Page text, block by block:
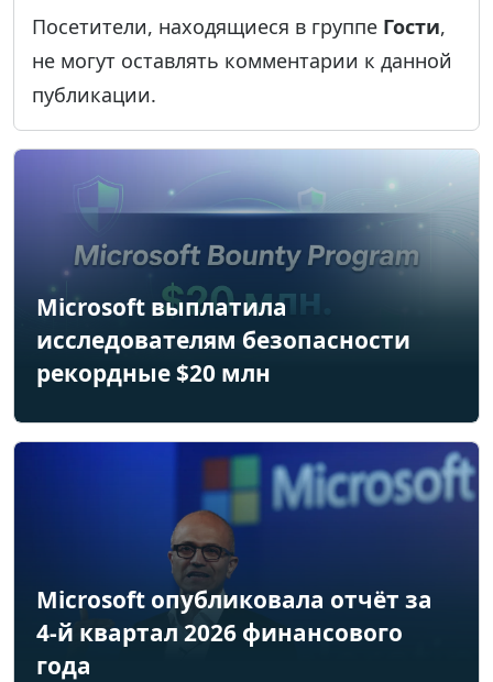
Посетители, находящиеся в группе Гости,
не могут оставлять комментарии к данной
публикации.
Microsoft выплатила
исследователям безопасности
рекордные $20 млн
Microsoft опубликовала отчёт за
4-й квартал 2026 финансового
года